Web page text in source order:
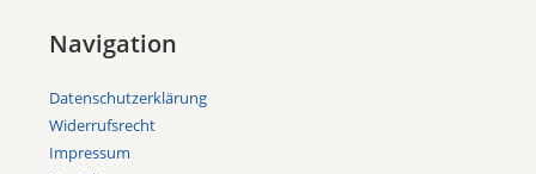
Navigation
Datenschutzerklärung
Widerrufsrecht
Impressum